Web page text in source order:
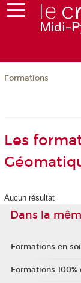
Formations
Les
Aucun résultat
Dans la
Formations en
Formations